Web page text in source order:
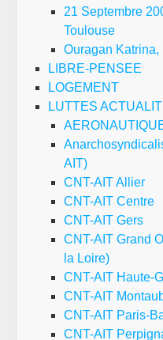
21 Septembre
Toulouse
Ouragan
LIBRE-PENSEE
LOGEMENT
LUTTES
AIT)
CNT-AIT Allier
CNT-AIT Centre
CNT-AIT Gers
CNT-AIT Grand
la Loire)
CNT-AIT Haute-
CNT-AIT
CNT-AIT Paris-
CNT-AIT